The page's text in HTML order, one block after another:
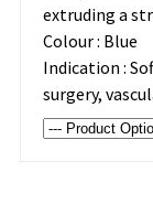
extruding a
Colour : Blue
Indication :
surgery,